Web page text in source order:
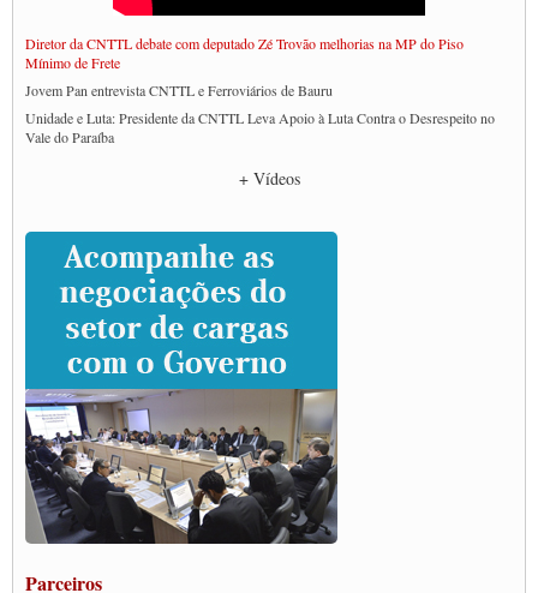
Diretor da CNTTL debate com deputado Zé Trovão melhorias na MP do Piso
Mínimo de Frete
Jovem Pan entrevista CNTTL e Ferroviários de Bauru
Unidade e Luta: Presidente da CNTTL Leva Apoio à Luta Contra o Desrespeito no
Vale do Paraíba
Caminhoneiros prometem paralisação e cobram diálogo com Lula
CNTTL e lideranças de caminhoneiros participam de debate sobre saúde nas
rodovias
Paulinho e Litti debatem política global para transporte rodoviário de cargas na
SUTCRA no Uruguai
Grande Conquista da Categoria transporte de Cargas e Caminhoneiros Autonomos
ENCONTRO INTERNACIONAL EM APOIO A CLASSE TRABALHADORA
DO BRASIL E A ELEIÇÃO 2022
Carta às Brasileiras e aos Brasileiros em Defesa do Estado Democrático de Direito
Paulinho, presidente da CNTTL, faz balanço do 3º Congresso da CNTTL
Caminhoneiros aprovam greve a partir do 1º de novembro
Rodoviários de Feira Santana fazem Assembleia para avaliar proposta de reajuste
salarial
+ Vídeos
Parceiros